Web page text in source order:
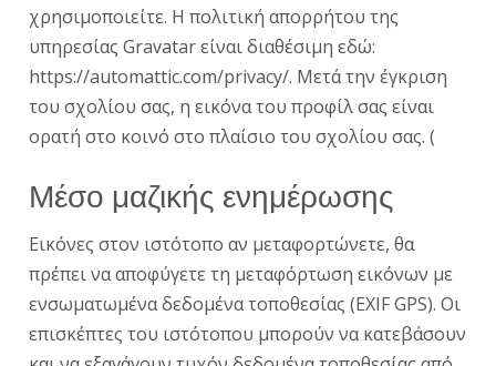
χρησιμοποιείτε. Η πολιτική απορρήτου της
υπηρεσίας Gravatar είναι διαθέσιμη εδώ:
https://automattic.com/privacy/. Μετά την έγκριση
του σχολίου σας, η εικόνα του προφίλ σας είναι
ορατή στο κοινό στο πλαίσιο του σχολίου σας. (
Μέσο μαζικής ενημέρωσης
Εικόνες στον ιστότοπο αν μεταφορτώνετε, θα
πρέπει να αποφύγετε τη μεταφόρτωση εικόνων με
ενσωματωμένα δεδομένα τοποθεσίας (EXIF GPS). Οι
επισκέπτες του ιστότοπου μπορούν να κατεβάσουν